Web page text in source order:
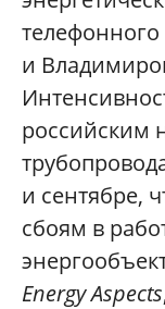
и
российским
и сентябре,
сбоям в
Energy Aspects